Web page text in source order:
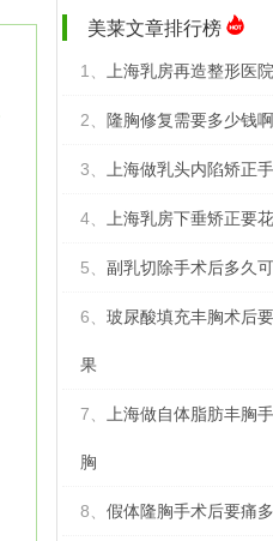
美莱文章排行榜
1、 上海乳房再造整形医
2、 隆胸修复需要多少钱
3、 上海做乳头内陷矫正
4、 上海乳房下垂矫正要
5、 副乳切除手术后多久
6、 玻尿酸填充丰胸术后
果
7、 上海做自体脂肪丰胸
胸
8、 假体隆胸手术后要痛